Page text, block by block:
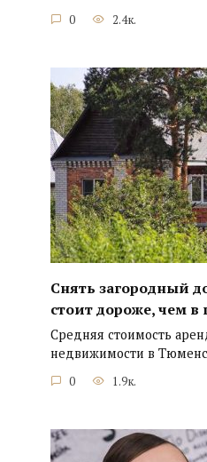
0 2.4к.
Снять загородный
стоит дороже, чем
Средняя стоимость
недвижимости в
0 1.9к.